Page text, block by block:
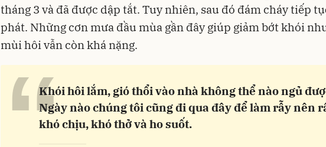
tháng 3 và đã được dập tắt. Tuy nhiên, sau đó đám cháy tiếp
phát. Những cơn mưa đầu mùa gần đây giúp giảm bớt khói
mùi hôi vẫn còn khá nặng.
“Khói hôi lắm, gió thổi vào nhà không thể nào ngủ
Ngày nào chúng tôi cũng đi qua đây để làm rẫy nên
khó chịu, khó thở và ho suốt.